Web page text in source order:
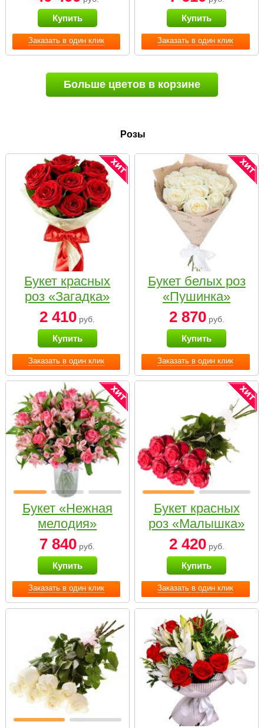
Заказать в один клик
Купить
Заказать в один клик
Купить
Больше цветов в корзине
Розы
Заказать в один клик
Букет красных
роз «Загадка»
2 410 руб.
Купить
Заказать в один клик
Букет белых роз
«Пушинка»
2 870руб.
Купить
Заказать в один клик
Букет «Нежная
мелодия»
7 840 руб.
Купить
Заказать в один клик
Букет красных
роз «Малышка»
2 420руб.
Купить